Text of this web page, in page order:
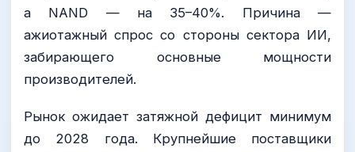
а NAND — на 35–40%. Причина —
ажиотажный спрос со стороны сектора ИИ,
забирающего основные мощности
производителей.
Рынок ожидает затяжной дефицит минимум
до 2028 года. Крупнейшие поставщики